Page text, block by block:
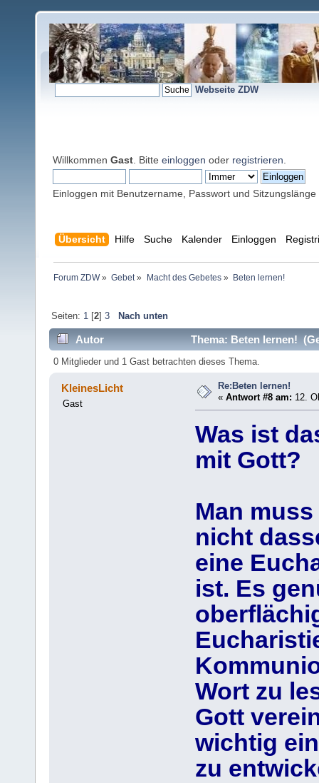
Webseite ZDW
Willkommen Gast . Bitte einloggen oder registrieren
Einloggen mit Benutzername, Passwort und Sitzungslänge
Übersicht Hilfe Suche Kalender Einloggen
Forum ZDW» Gebet» Macht des Gebetes» Beten lernen!
Seiten: 1[2] 3 Nach unten
Autor Thema: Beten lernen!
0 Mitglieder und 1 Gast betrachten dieses Thema.
KleinesLicht
Gast
Re:Beten lernen!
«Antwort #8 am: 12.
Was ist
mit Gott?
Man
nicht
eine
ist. Es
Wort zu
Gott
wichtig
zu